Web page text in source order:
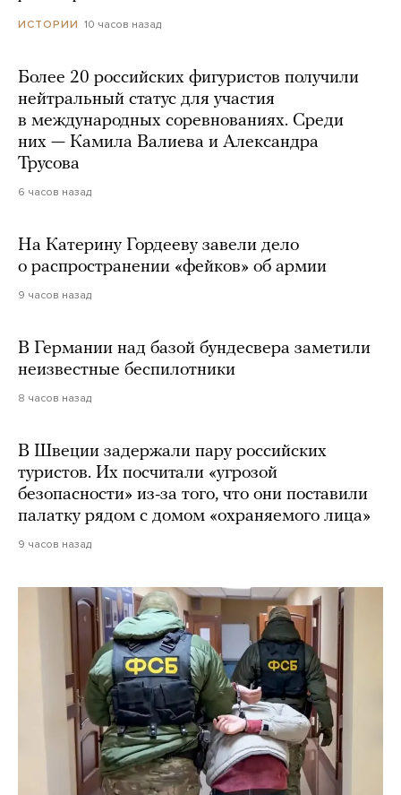
ИСТОРИИ 10 часов назад
Более 20 российских фигуристов получили
нейтральный статус для участия
в международных соревнованиях. Среди
них — Камила Валиева и Александра
Трусова
6 часов назад
На Катерину Гордееву завели дело
о распространении «фейков» об армии
9 часов назад
В Германии над базой бундесвера заметили
неизвестные беспилотники
8 часов назад
В Швеции задержали пару российских
туристов. Их посчитали «угрозой
безопасности» из-за того, что они поставили
палатку рядом с домом «охраняемого лица»
9 часов назад